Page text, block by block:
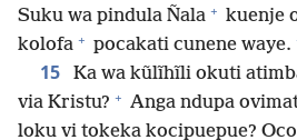
Suku wa pindula Ñala + kuenje
kolofa + pocakati cunene waye.
15
Ka wa kũlĩhĩli okuti
via Kristu? + Anga ndupa
loku vi tokeka kocipuepue?